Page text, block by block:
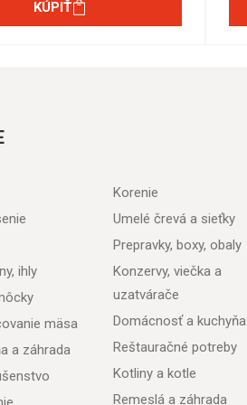
KÚPIŤ
ihly
mäsa
a záhrada
Korenie
Umelé črevá a sieťky
Prepravky, boxy, obaly
Konzervy, viečka a
uzatvárače
Domácnosť a kuchyňa
Reštauračné potreby
Kotliny a kotle
Remeslá a záhrada